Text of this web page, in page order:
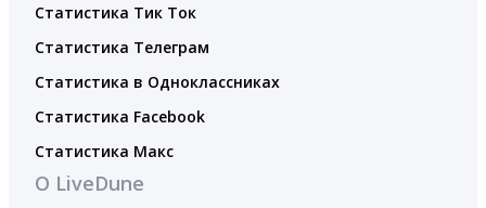
Статистика Тик Ток
Статистика Телеграм
Статистика в Одноклассниках
Статистика Facebook
Статистика Макс
О LiveDune